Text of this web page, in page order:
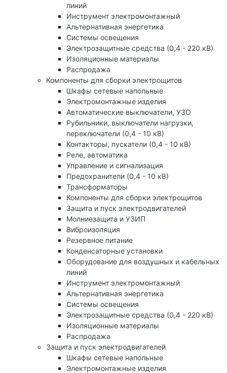
линий
Инструмент электромонтажный
Альтернативная энергетика
Системы освещения
Электрозащитные средства (0,4 - 220 кВ)
Изоляционные материалы
Распродажа
Компоненты для сборки электрощитов
Шкафы сетевые напольные
Электромонтажные изделия
Автоматические выключатели, УЗО
Рубильники, выключатели нагрузки,
переключатели (0,4 - 10 кВ)
Контакторы, пускатели (0,4 - 10 кВ)
Реле, автоматика
Управление и сигнализация
Предохранители (0,4 - 10 кВ)
Трансформаторы
Компоненты для сборки электрощитов
Защита и пуск электродвигателей
Молниезащита и УЗИП
Виброизоляция
Резервное питание
Конденсаторные установки
Оборудование для воздушных и кабельных
линий
Инструмент электромонтажный
Альтернативная энергетика
Системы освещения
Электрозащитные средства (0,4 - 220 кВ)
Изоляционные материалы
Распродажа
Защита и пуск электродвигателей
Шкафы сетевые напольные
Электромонтажные изделия